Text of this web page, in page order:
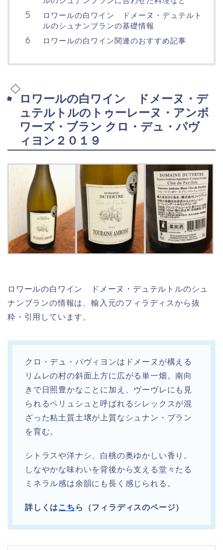
ロワールの白ワイン ドメーヌ・デュテルト
ルのシュナンブランの基礎情報
ロワールの白ワイン関連のおすすめ記事
ロワールの白ワイン ドメーヌ・デ
ュテルトルのトゥーレーヌ・アンボ
ワーズ・ブラン クロ・デュ・パヴ
ィヨン２０１９
ロワールの白ワイン ドメーヌ・デュテルトルのシュ
ナンブランの情報は、輸入元のフィラディスから抜
粋・引用しています。
クロ・デュ・パヴィヨンはドメーヌが構える
リムレの村の斜面上方に広がる単一畑。南向
きで日照豊かなことに加え、ヴーヴレにも見
られるペリュシュと呼ばれるシレックスが混
ざった粘土質土壌が上質なシュナン・ブラン
を育む。
シトラスや洋ナシ、白桃の奥ゆかしい香り。
しなやかな味わいを背後から支える堂々たる
ミネラル感は余韻にも長く感じられる。
詳しくはこち ら（フィラディスのページ）